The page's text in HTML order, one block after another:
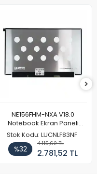
NE156FHM-NXA V18.0
Notebook Ekran Paneli
144Hz
Stok Kodu: LUCNLF83NF
%32
4.115,62 TL
2.781,52 TL